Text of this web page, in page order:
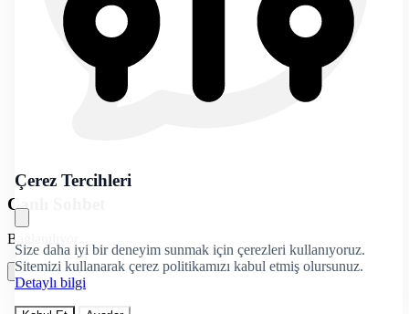
Çerez Tercihleri
Size daha iyi bir deneyim sunmak için çerezleri kullanıyoruz.
Sitemizi kullanarak çerez politikamızı kabul etmiş olursunuz.
Detaylı bilgi
Canlı Sohbet
Bağlanılıyor...